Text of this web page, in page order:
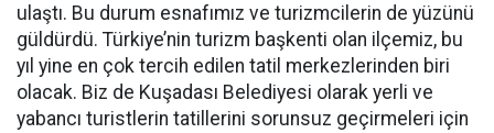
ulaştı. Bu durum esnafımız ve turizmcilerin de yüzünü
güldürdü. Türkiye’nin turizm başkenti olan ilçemiz, bu
yıl yine en çok tercih edilen tatil merkezlerinden biri
olacak. Biz de Kuşadası Belediyesi olarak yerli ve
yabancı turistlerin tatillerini sorunsuz geçirmeleri için